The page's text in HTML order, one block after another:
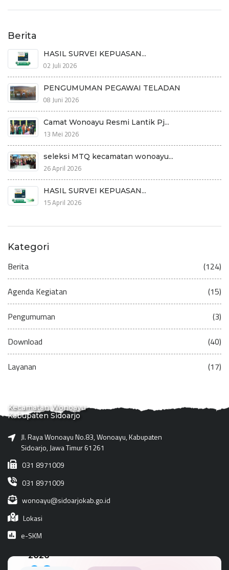
Berita
HASIL SURVEI KEPUASAN...
02 Juli 2026
PENGUMUMAN PEGAWAI TELADAN
08 Juni 2026
Camat Wonoayu Resmi Lantik Pj...
13 Mei 2026
seleksi MTQ kecamatan wonoayu...
26 April 2026
HASIL SURVEI KEPUASAN...
15 April 2026
Kategori
Berita (124)
Agenda Kegiatan (15)
Pengumuman (3)
Download (40)
Layanan (17)
Kecamatan Wonoayu
Kabupaten Sidoarjo
Jl. Raya Wonoayu No.83, Wonoayu, Kabupaten
Sidoarjo, Jawa Timur 61261
031 8971009
031 8971009
wonoayu@sidoarjokab.go.id
Lokasi
e-SKM